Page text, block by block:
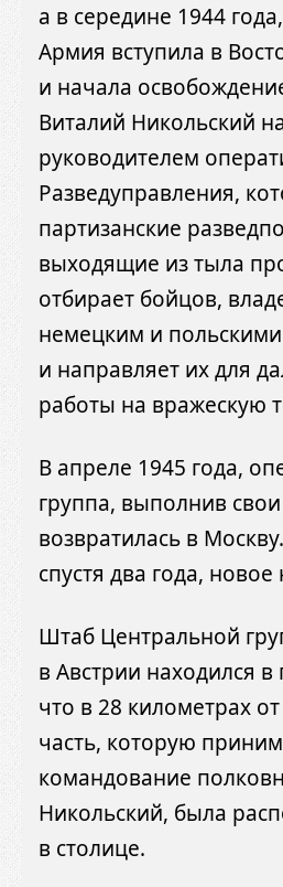
а в середине 1944
Армия вступила в
и начала
Виталий Никольский
руководителем
Разведуправления,
партизанские
выходящие из тыла
отбирает бойцов,
немецким и
и направляет их для
работы на вражескую
В апреле 1945 года,
группа, выполнив
возвратилась в
спустя два года,
Штаб Центральной
в Австрии находился в
что в 28 километрах
часть, которую
командование
Никольский, была
в столице.